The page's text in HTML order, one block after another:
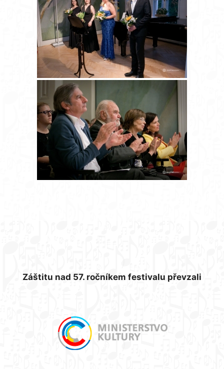
Záštitu nad 57. ročníkem festivalu převzali